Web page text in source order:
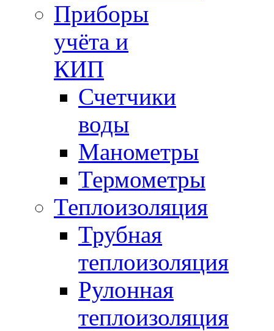
Приборы
учёта и
КИП
Счетчики
воды
Манометры
Термометры
Теплоизоляция
Трубная
теплоизоляция
Рулонная
теплоизоляция